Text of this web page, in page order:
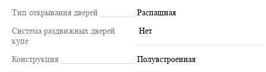
Тип открывания дверей
Распашная
Система раздвижных дверей
купе
Нет
Конструкция
Полувстроенная